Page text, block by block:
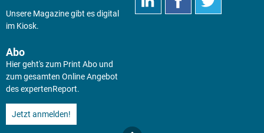
Unsere Magazine gibt es digital
im Kiosk.
Abo
Hier geht's zum Print Abo und
zum gesamten Online Angebot
des expertenReport.
Jetzt anmelden!